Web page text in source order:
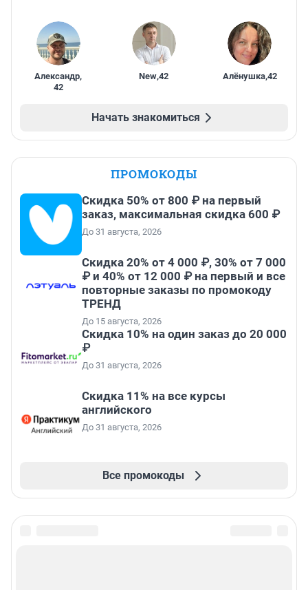
Александр,
42
New,42 Алёнушка,42
Начать знакомиться
ПРОМОКОДЫ
Скидка 50% от 800 ₽ на первый
заказ, максимальная скидка 600 ₽
До 31 августа, 2026
Скидка 20% от 4 000 ₽, 30% от 7 000
₽ и 40% от 12 000 ₽ на первый и все
повторные заказы по промокоду
ТРЕНД
До 15 августа, 2026
Скидка 10% на один заказ до 20 000
₽
До 31 августа, 2026
Скидка 11% на все курсы
английского
До 31 августа, 2026
Все промокоды